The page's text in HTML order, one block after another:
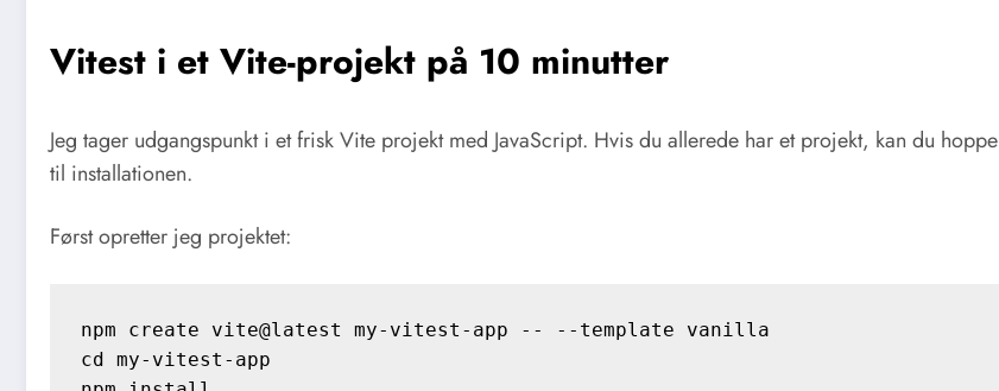
Vitest i et Vite-projekt på 10 minutter
Jeg tager udgangspunkt i et frisk Vite projekt med JavaScript. Hvis du allerede har et projekt, kan du hoppe
til installationen.
Først opretter jeg projektet:
npm create vite@latest my-vitest-app -- --template vanilla
cd my-vitest-app